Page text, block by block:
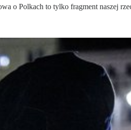
o Polkach to tylko fragment naszej